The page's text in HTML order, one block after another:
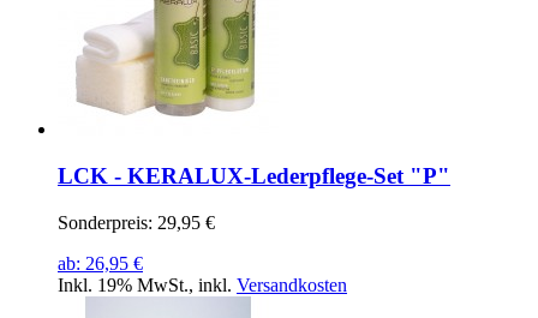
LCK - KERALUX-Lederpflege-Set "P"
Sonderpreis: 29,95 €
ab: 26,95 €
Inkl. 19% MwSt., inkl. Versandkosten